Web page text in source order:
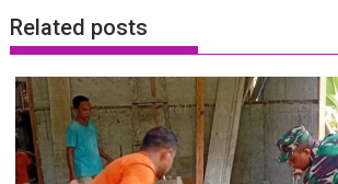
Related posts